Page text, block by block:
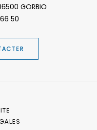
GORBIO
50